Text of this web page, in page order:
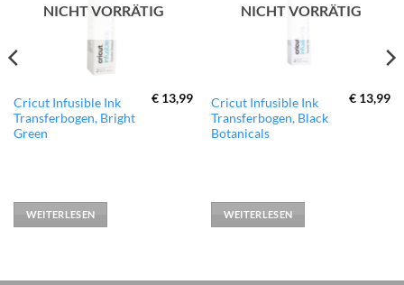
NICHT VORRÄTIG
Cricut Infusible Ink
Transferbogen, Bright
Green
€ 13,99
WEITERLESEN
NICHT VORRÄTIG
Cricut Infusible Ink
Transferbogen, Black
Botanicals
€ 13,99
WEITERLESEN